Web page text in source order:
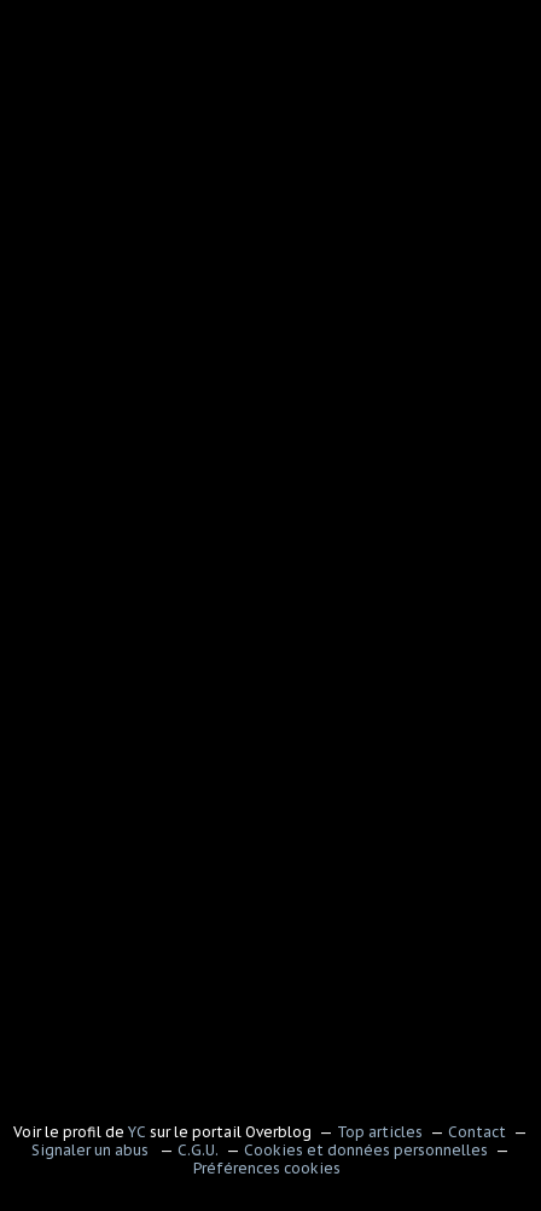
Voir le profil de YC sur le portail Overblog Top articles
Contact
Signaler un abus
C.G.U.
Cookies et données personnelles
Préférences cookies